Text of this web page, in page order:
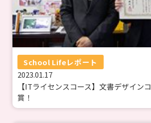
School Lifeレポート
2023.01.17
【ITライセンスコース】文書デザイン
賞！